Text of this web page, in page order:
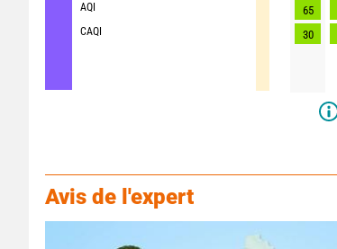
AQI
CAQI
65
30
Avis de l'expert